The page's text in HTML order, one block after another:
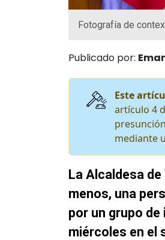
Fotografía de
Publicado por:
Este
artículo 4
mediante
La Alcaldesa
menos, una
por un grupo
miércoles en el